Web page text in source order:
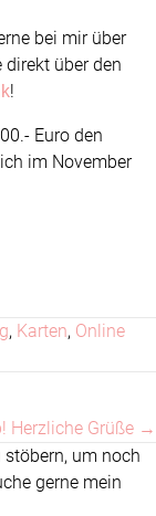
bei mir über
direkt über den
!
Euro den
im November
, Karten, Online
Herzliche Grüße →
um noch
gerne mein